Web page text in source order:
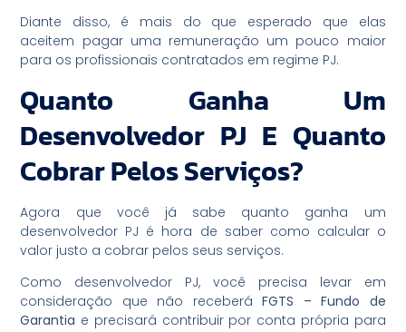
Diante disso, é mais do que esperado que elas
aceitem pagar uma remuneração um pouco maior
para os profissionais contratados em regime PJ.
Quanto Ganha Um
Desenvolvedor PJ E Quanto
Cobrar Pelos Serviços?
Agora que você já sabe quanto ganha um
desenvolvedor PJ é hora de saber como calcular o
valor justo a cobrar pelos seus serviços.
Como desenvolvedor PJ, você precisa levar em
consideração que não receberáFGTS – Fundo de
Garantia e precisará contribuir por conta própria para